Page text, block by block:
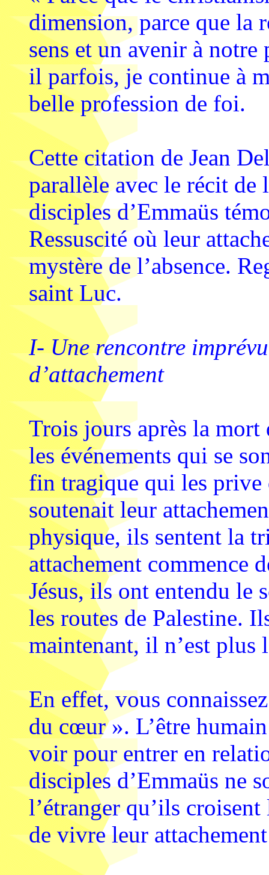
dimension, parce que la
sens et un avenir à
il parfois, je continue à
belle profession de foi.
Cette citation de Jean
parallèle avec le récit de
disciples d’Emmaüs
Ressuscité où leur
mystère de l’absence.
saint Luc.
I- Une rencontre
d’attachement
Trois jours après la mort
les événements qui se
fin tragique qui les prive
soutenait leur
physique, ils sentent la
attachement commence
Jésus, ils ont entendu le
les routes de Palestine.
maintenant, il n’est plus
En effet, vous
du cœur ». L’être
voir pour entrer en
disciples d’Emmaüs ne
l’étranger qu’ils
de vivre leur